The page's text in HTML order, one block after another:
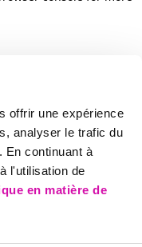
offrir une expérience
analyser le trafic du
En continuant à
l'utilisation de
en matière de